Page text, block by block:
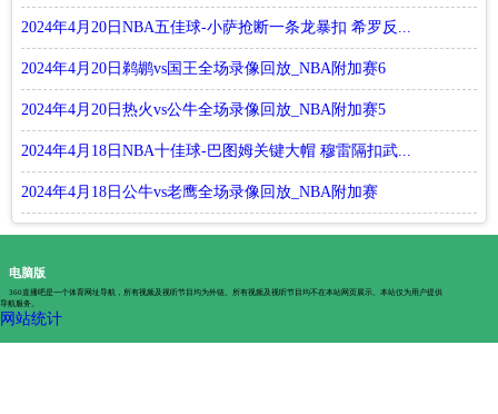
2024年4月20日NBA五佳球-小萨抢断一条龙暴扣 希罗反...
2024年4月20日鹈鹕vs国王全场录像回放_NBA附加赛6
2024年4月20日热火vs公牛全场录像回放_NBA附加赛5
2024年4月18日NBA十佳球-巴图姆关键大帽 穆雷隔扣武...
2024年4月18日公牛vs老鹰全场录像回放_NBA附加赛
电脑版
360直播吧是一个体育网址导航，所有视频及视听节目均为外链。所有视频及视听节目均不在本站网页展示。本站仅为用户提供
导航服务。
网站统计